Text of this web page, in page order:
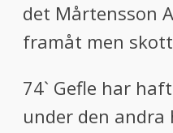
det Mårtensson
framåt men
74` Gefle har
under den andra